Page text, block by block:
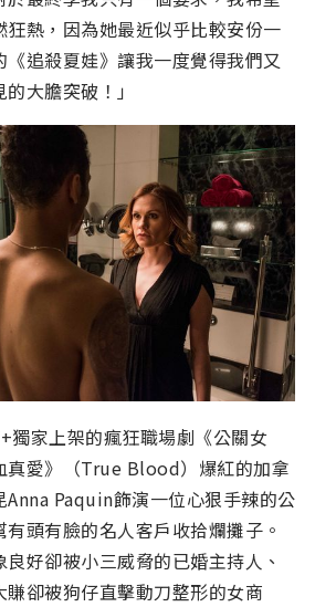
狂熱，因為她最近似乎比較安份一
《追殺夏娃》讓我一度覺得我們又
大膽突破！」
獨家上架的瘋狂職場劇《公關女
真愛》（True Blood）爆紅的加拿
Anna Paquin飾演一位心狠手辣的公
頭有臉的名人客戶收拾爛攤子。
好卻被小三威脅的已婚主持人、
賺卻被狗仔直擊動刀整形的女商